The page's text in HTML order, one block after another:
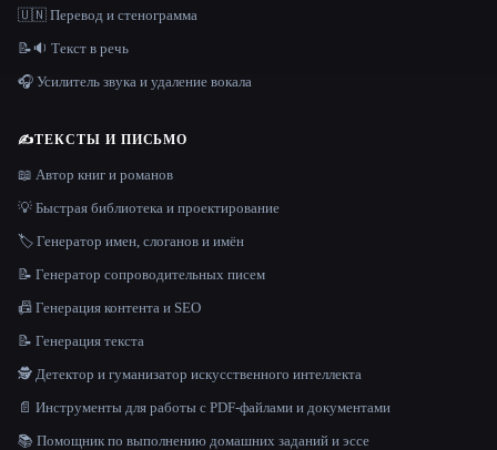
🇺🇳 Перевод и стенограмма
📝🔉 Текст в речь
🎧 Усилитель звука и удаление вокала
✍️ТЕКСТЫ И ПИСЬМО
📖 Автор книг и романов
💡 Быстрая библиотека и проектирование
🏷️ Генератор имен, слоганов и имён
📝 Генератор сопроводительных писем
📠 Генерация контента и SEO
📝 Генерация текста
🕵️ Детектор и гуманизатор искусственного интеллекта
📄 Инструменты для работы с PDF-файлами и документами
📚 Помощник по выполнению домашних заданий и эссе